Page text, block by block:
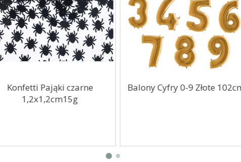
Konfetti Pająki czarne
1,2x1,2cm15g
Balony Cyfry 0-9 Złote 102cm